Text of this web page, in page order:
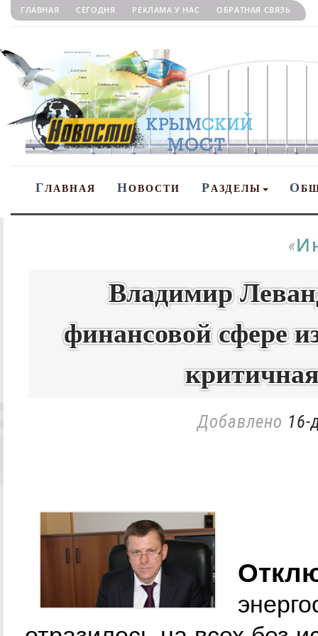
ГЛАВНАЯ СЕГОДНЯ РЕКЛАМА У НАС ОБРАТНАЯ СВЯЗЬ
ГЛАВНАЯ НОВОСТИ РАЗДЕЛЫ О
«
Владимир
финансовой сфере
Добавлено 16-